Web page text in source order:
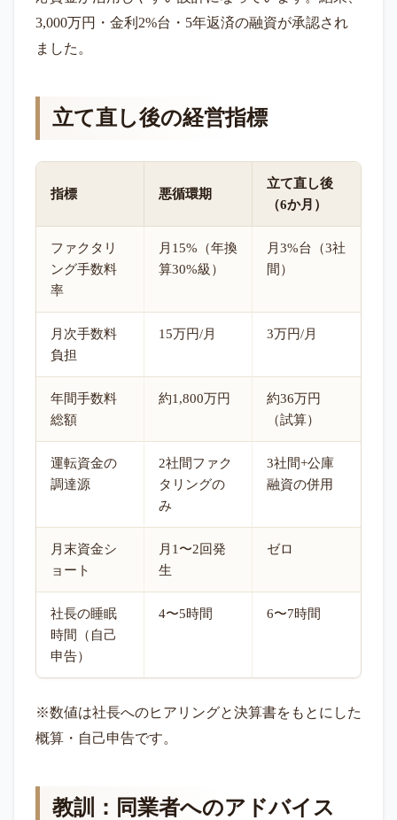
3,000万円・金利2%台・5年返済の融資が承認され
ました。
立て直し後の経営指標
指標 悪循環期
立て直し後
（6か月）
ファクタリ
ング手数料
率
月15%（年換
算30%級）
月3%台（3社
間）
月次手数料
負担
15万円/月 3万円/月
年間手数料
総額
約1,800万円
約36万円
（試算）
運転資金の
調達源
2社間ファク
タリングの
み
3社間+公庫
融資の併用
月末資金シ
ョート
月1〜2回発
生
ゼロ
社長の睡眠
時間（自己
申告）
4〜5時間 6〜7時間
※数値は社長へのヒアリングと決算書をもとにした
概算・自己申告です。
教訓：同業者へのアドバイス